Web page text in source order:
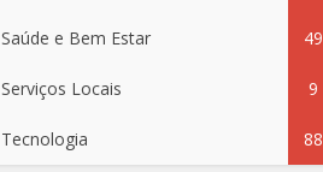
Saúde e Bem Estar 49
Serviços Locais 9
Tecnologia 88